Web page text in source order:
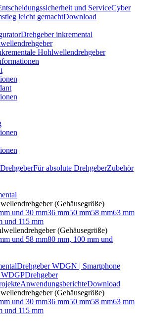
und ServiceCyber
leicht gemachtDownload
Drehgeber inkremental
Hohlwellendrehgeber
Für absolute DrehgeberZubehör
(Gehäusegröße)
und 30 mm36 mm50 mm58 mm63 mm
und 115 mm
(Gehäusegröße)
und 58 mm80 mm, 100 mm und
Drehgeber WDGN | Smartphone
WDGPDrehgeber
AnwendungsberichteDownload
(Gehäusegröße)
und 30 mm36 mm50 mm58 mm63 mm
und 115 mm